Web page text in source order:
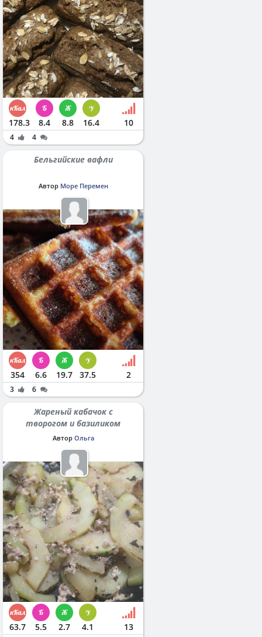
178.3 8.4 8.8 16.4 10
4 4
Бельгийские вафли
Автор Море Перемен
354 6.6 19.7 37.5 2
3 6
Жареный кабачок с
творогом и базиликом
Автор Ольга
63.7 5.5 2.7 4.1 13